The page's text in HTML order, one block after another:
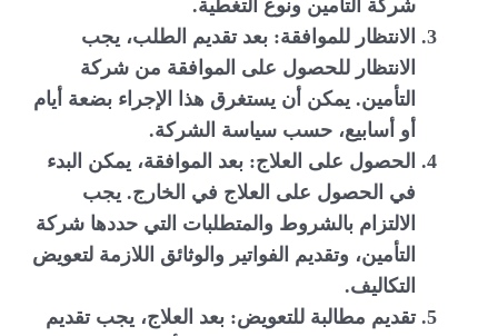
شركة التأمين ونوع التغطية.
الانتظار للموافقة: بعد تقديم الطلب، يجب
الانتظار للحصول على الموافقة من شركة
التأمين. يمكن أن يستغرق هذا الإجراء بضعة أيام
أو أسابيع، حسب سياسة الشركة.
الحصول على العلاج: بعد الموافقة، يمكن البدء
في الحصول على العلاج في الخارج. يجب
الالتزام بالشروط والمتطلبات التي حددها شركة
التأمين، وتقديم الفواتير والوثائق اللازمة لتعويض
التكاليف.
تقديم مطالبة للتعويض: بعد العلاج، يجب تقديم